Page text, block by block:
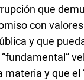
que
con
y que
materia y que el